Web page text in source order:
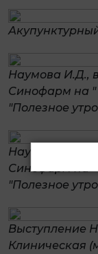
Наумова И.Д.,
Синофарм на "
"Полезное
Наумова И.Д.,
Синофарм на "
"Полезное
Выступление
Клиническая